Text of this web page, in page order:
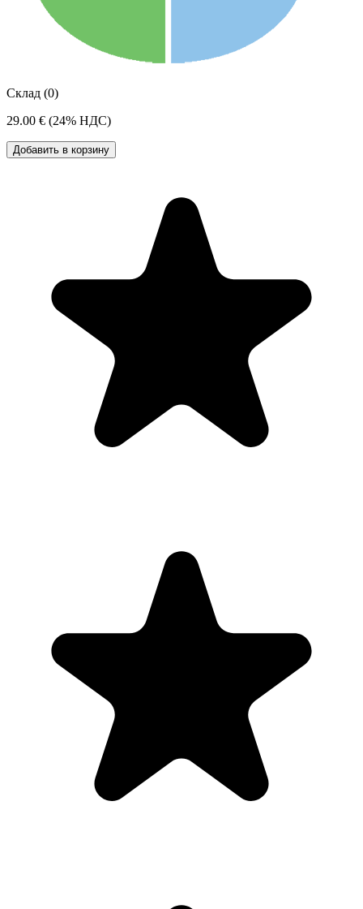
Склад (0)
29.00 € (24% НДС)
Добавить в корзину